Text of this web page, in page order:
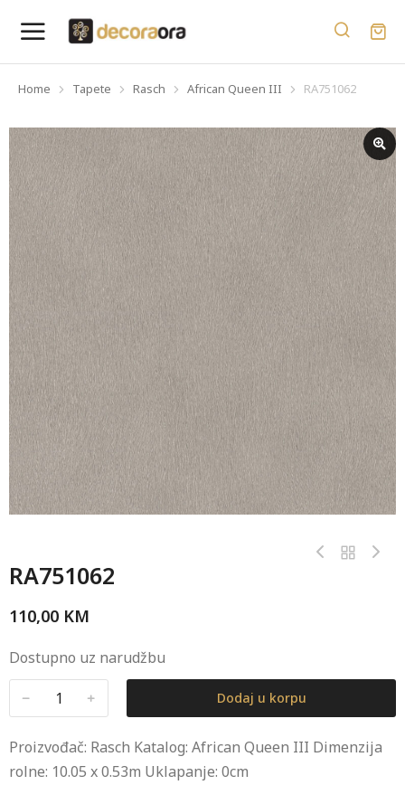
You are here:
Home Tapete Rasch African Queen III RA751062
RA751062
110,00 KM
Dostupno uz narudžbu
﹣ ﹢ Dodaj u korpu
Proizvođač: Rasch Katalog: African Queen III Dimenzija
rolne: 10.05 x 0.53m Uklapanje: 0cm